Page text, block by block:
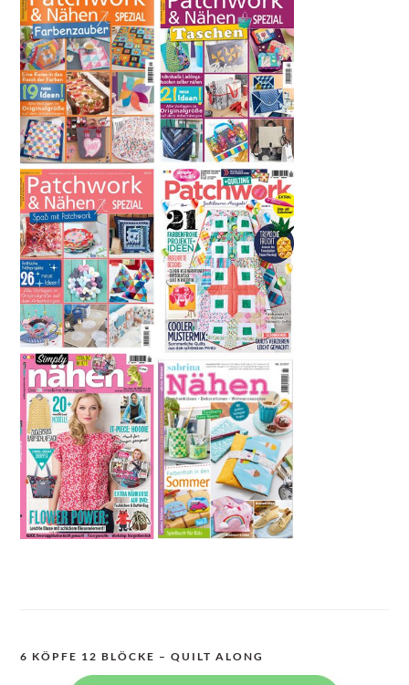
6 KÖPFE 12 BLÖCKE – QUILT ALONG